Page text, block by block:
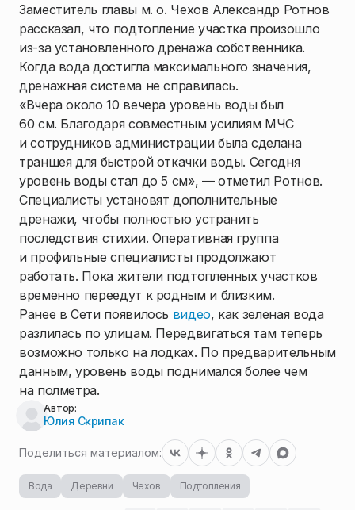
Заместитель главы м. о. Чехов Александр Ротнов
рассказал, что подтопление участка произошло
из-за установленного дренажа собственника.
Когда вода достигла максимального значения,
дренажная система не справилась.
«Вчера около 10 вечера уровень воды был
60 см. Благодаря совместным усилиям МЧС
и сотрудников администрации была сделана
траншея для быстрой откачки воды. Сегодня
уровень воды стал до 5 см», — отметил Ротнов.
Специалисты установят дополнительные
дренажи, чтобы полностью устранить
последствия стихии. Оперативная группа
и профильные специалисты продолжают
работать. Пока жители подтопленных участков
временно переедут к родным и близким.
Ранее в Сети появилось видео, как зеленая вода
разлилась по улицам. Передвигаться там теперь
возможно только на лодках. По предварительным
данным, уровень воды поднимался более чем
на полметра.
Автор:
Юлия Скрипак
Поделиться материалом:
Вода Деревни Чехов Подтопления